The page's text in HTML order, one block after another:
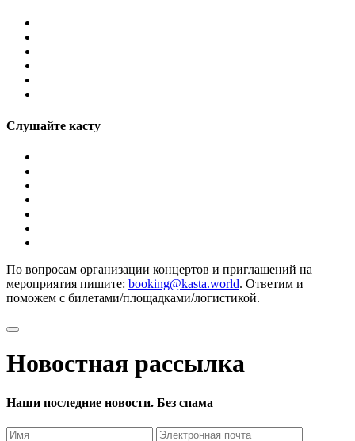
Слушайте касту
По вопросам организации концертов и приглашений на
мероприятия пишите: booking@kasta.world. Ответим и
поможем с билетами/площадками/логистикой.
Новостная рассылка
Наши последние новости. Без спама